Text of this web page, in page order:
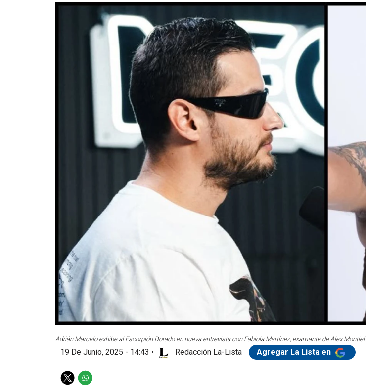
Adrián Marcelo exhibe al Escorpión Dorado en nueva entrevista con Fabiola Martínez, examante de Alex Montiel.
19 De Junio, 2025 - 14:43 • Redacción La-Lista Agregar La Lista en
T
W